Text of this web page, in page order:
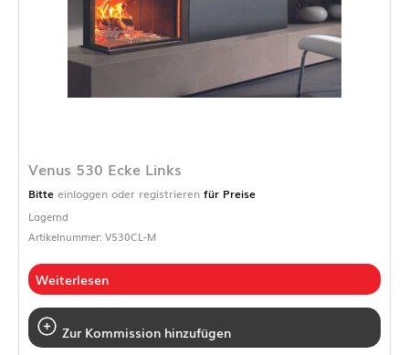
Venus 530 Ecke Links
Bitte einloggen oder registrieren für Preise
Lagernd
Artikelnummer: V530CL-M
Weiterlesen
Zur Kommission hinzufügen